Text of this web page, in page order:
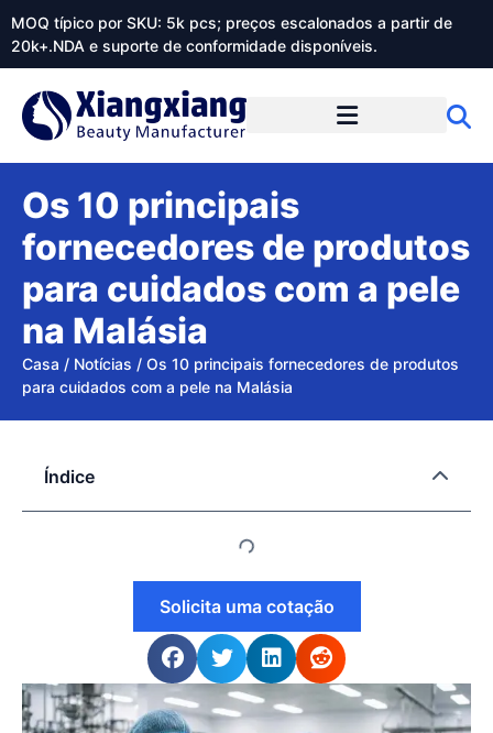
MOQ típico por SKU: 5k pcs; preços escalonados a partir de
20k+.NDA e suporte de conformidade disponíveis.
Os 10 principais
fornecedores de produtos
para cuidados com a pele
na Malásia
Casa / Notícias / Os 10 principais fornecedores de produtos
para cuidados com a pele na Malásia
Índice
Solicita uma cotação